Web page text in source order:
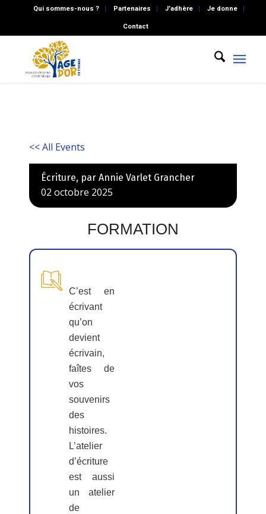
Qui sommes-nous ? Partenaires J’adhère Je donne
Contact
<< All Events
Écriture, par Annie Varlet Grancher
02 octobre 2025
FORMATION
C’est en
écrivant
qu’on
devient
écrivain,
faîtes de
vos
souvenirs
des
histoires.
L’atelier
d’écriture
est aussi
un atelier
de